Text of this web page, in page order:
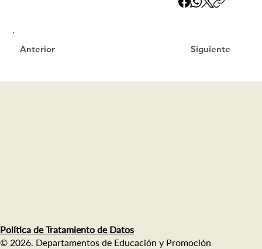
Siguiente
Anterior
Política de Tratamiento de Datos
© 2026. Departamentos de Educación y Promoción